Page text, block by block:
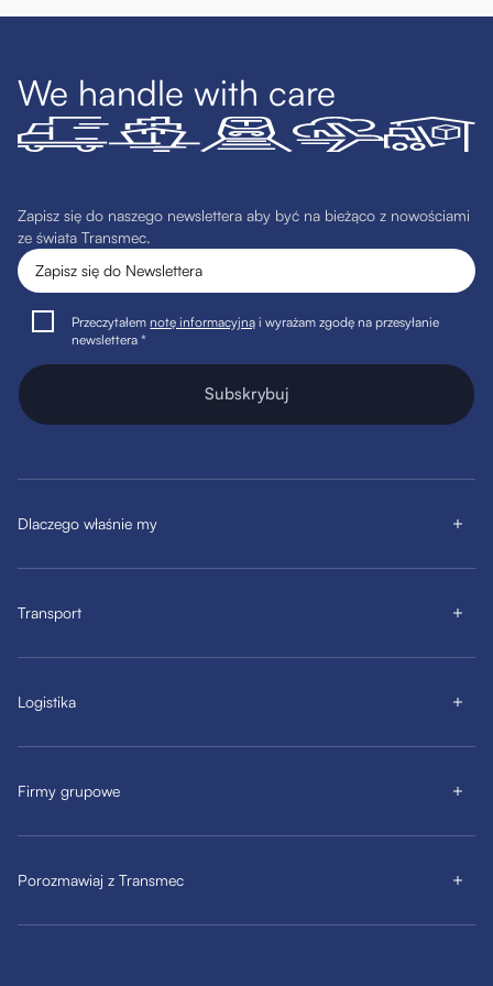
We handle with care
Zapisz się do naszego newslettera aby być na bieżąco z nowościami
ze świata Transmec.
Przeczytałemnotę informacyjną i wyrażam zgodę na przesyłanie
newslettera *
Subskrybuj
Dlaczego właśnie my
Transport
Logistika
Firmy grupowe
Porozmawiaj z Transmec